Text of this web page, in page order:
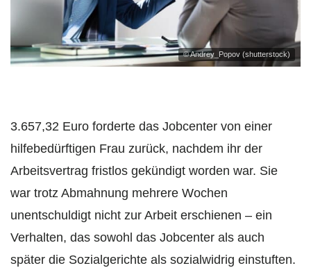
© Andrey_Popov (shutterstock)
3.657,32 Euro forderte das Jobcenter von einer
hilfebedürftigen Frau zurück, nachdem ihr der
Arbeitsvertrag fristlos gekündigt worden war. Sie
war trotz Abmahnung mehrere Wochen
unentschuldigt nicht zur Arbeit erschienen – ein
Verhalten, das sowohl das Jobcenter als auch
später die Sozialgerichte als sozialwidrig einstuften.